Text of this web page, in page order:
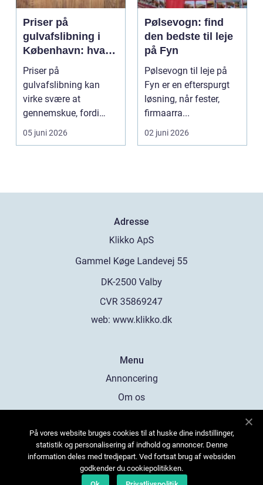
Priser på
gulvafslibning i
København: hvad
koster det
egentlig?
Priser på
gulvafslibning kan
virke svære at
gennemskue, fordi
mange faktorer spiller
ind...
05 juni 2026
Pølsevogn: find
den bedste til leje
på Fyn
Pølsevogn til leje på
Fyn er en efterspurgt
løsning, når fester,
firmaarra...
02 juni 2026
Adresse
web: www.klikko.dk
Menu
Annoncering
Om os
Kontakt os
Sitemap
På vores website bruges cookies til at huske dine indstillinger,
statistik og personalisering af indhold og annoncer. Denne
information deles med tredjepart. Ved fortsat brug af websiden
godkender du cookiepolitikken.